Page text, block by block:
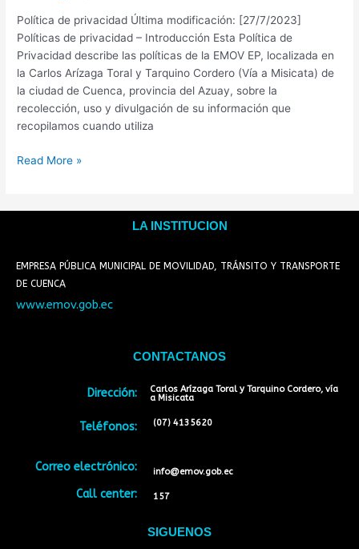
Política de privacidad Última modificación: [27/7/2023]
Políticas de privacidad – Introducción Esta Política de
Privacidad describe las políticas de la EMOV EP, localizada en
la Carlos Arízaga Toral y Tarquino Cordero (Vía a Misicata) de
la ciudad de Cuenca, provincia del Azuay, sobre la
recolección, uso y divulgación de su información que
recopilamos cuando utiliza
Read More »
LA INSTITUCION
EMPRESA PÚBLICA MUNICIPAL DE MOVILIDAD, TRÁNSITO Y TRANSPORTE
DE CUENCA
www.emov.gob.ec
CONTACTANOS
Dirección:
Teléfonos:
Correo electrónico:
Call center:
Carlos Arízaga Toral y Tarquino Cordero, vía
a Misicata
(07) 4135620
info@emov.gob.ec
157
SIGUENOS